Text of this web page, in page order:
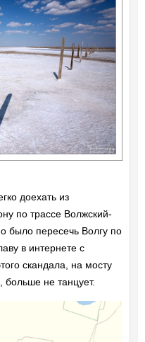
доехать из
по трассе Волжский-
было пересечь Волгу по
в интернете с
скандала, на мосту
больше не танцует.